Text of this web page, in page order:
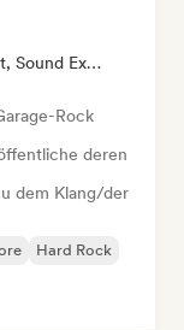
Label, Media Outlet/Journalist, Sound Experte
Rock
deren
dem Klang/der
Hard Rock